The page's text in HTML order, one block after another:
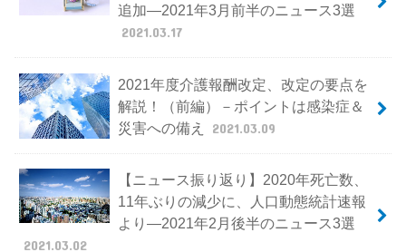
追加―2021年3月前半のニュース3選
2021.03.17
2021年度介護報酬改定、改定の要点を
解説！（前編）－ポイントは感染症＆
災害への備え
2021.03.09
【ニュース振り返り】2020年死亡数、
11年ぶりの減少に、人口動態統計速報
より―2021年2月後半のニュース3選
2021.03.02